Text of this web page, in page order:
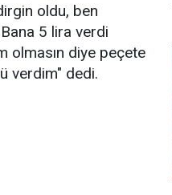
oldu, ben
5 lira verdi
olmasın diye peçete
verdim" dedi.